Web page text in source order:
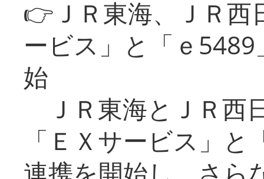
👉ＪＲ東海、ＪＲ
ービス」と「ｅ
始
ＪＲ東海とＪＲ西
「ＥＸサービス」